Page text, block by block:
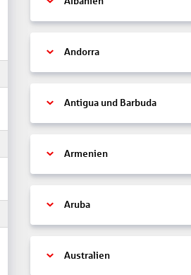
Andorra
Antigua und Barbuda
Armenien
Aruba
Australien